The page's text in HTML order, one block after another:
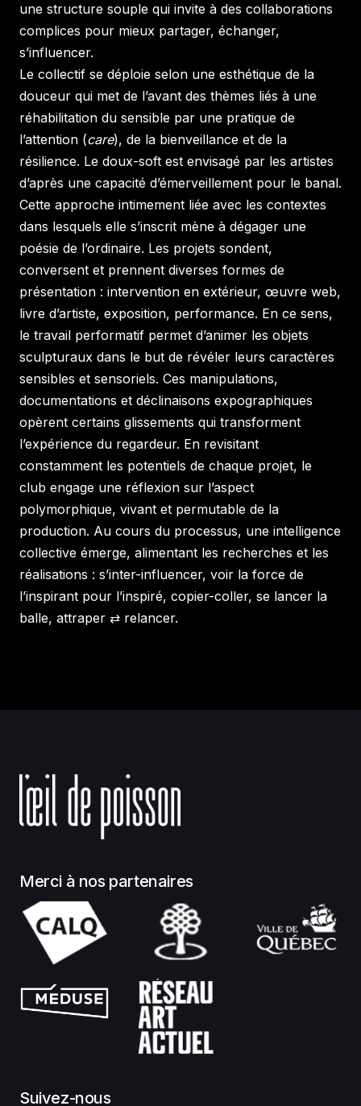
une structure souple qui invite à des collaborations
complices pour mieux partager, échanger,
s’influencer.
Le collectif se déploie selon une esthétique de la
douceur qui met de l’avant des thèmes liés à une
réhabilitation du sensible par une pratique de
l’attention (care), de la bienveillance et de la
résilience. Le doux-soft est envisagé par les artistes
d’après une capacité d’émerveillement pour le banal.
Cette approche intimement liée avec les contextes
dans lesquels elle s’inscrit mène à dégager une
poésie de l’ordinaire. Les projets sondent,
conversent et prennent diverses formes de
présentation : intervention en extérieur, œuvre web,
livre d’artiste, exposition, performance. En ce sens,
le travail performatif permet d’animer les objets
sculpturaux dans le but de révéler leurs caractères
sensibles et sensoriels. Ces manipulations,
documentations et déclinaisons expographiques
opèrent certains glissements qui transforment
l’expérience du regardeur. En revisitant
constamment les potentiels de chaque projet, le
club engage une réflexion sur l’aspect
polymorphique, vivant et permutable de la
production. Au cours du processus, une intelligence
collective émerge, alimentant les recherches et les
réalisations : s’inter-influencer, voir la force de
l’inspirant pour l’inspiré, copier-coller, se lancer la
balle, attraper ⇄ relancer.
Merci à nos partenaires
Suivez-nous